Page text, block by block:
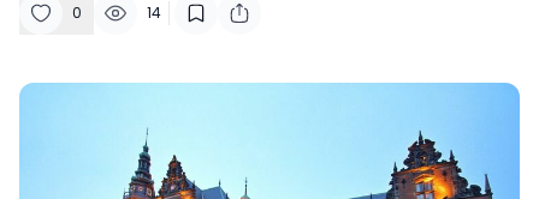
0 14